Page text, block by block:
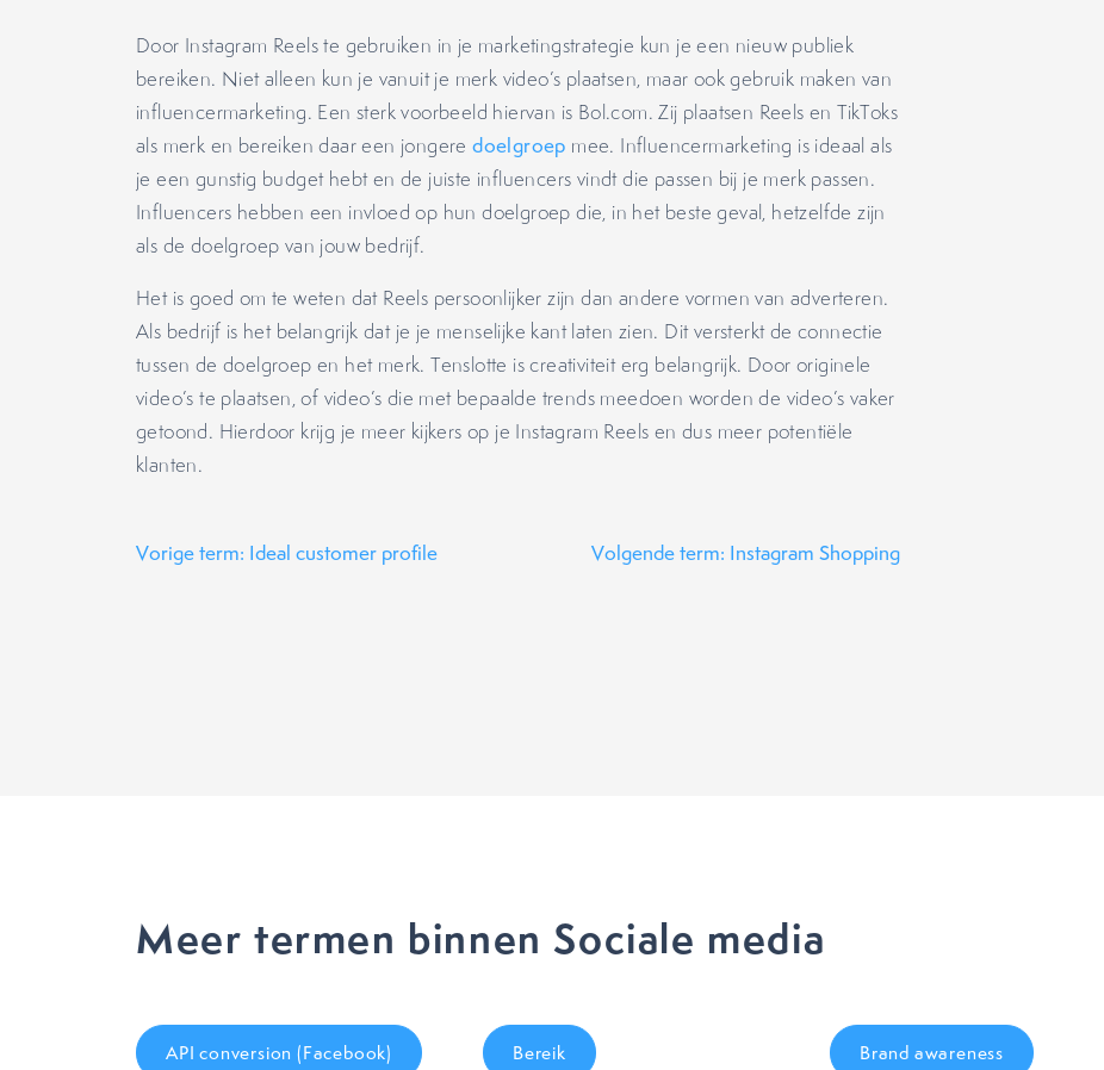
Door Instagram Reels te gebruiken in je marketingstrategie kun je een nieuw publiek
bereiken. Niet alleen kun je vanuit je merk video’s plaatsen, maar ook gebruik maken van
influencermarketing. Een sterk voorbeeld hiervan is Bol.com. Zij plaatsen Reels en TikToks
als merk en bereiken daar een jongeredoelgroep mee. Influencermarketing is ideaal als
je een gunstig budget hebt en de juiste influencers vindt die passen bij je merk passen.
Influencers hebben een invloed op hun doelgroep die, in het beste geval, hetzelfde zijn
als de doelgroep van jouw bedrijf.
Het is goed om te weten dat Reels persoonlijker zijn dan andere vormen van adverteren.
Als bedrijf is het belangrijk dat je je menselijke kant laten zien. Dit versterkt de connectie
tussen de doelgroep en het merk. Tenslotte is creativiteit erg belangrijk. Door originele
video’s te plaatsen, of video’s die met bepaalde trends meedoen worden de video’s vaker
getoond. Hierdoor krijg je meer kijkers op je Instagram Reels en dus meer potentiële
klanten.
Vorige term: Ideal customer profile Volgende term: Instagram Shopping
Meer termen binnen Sociale media
API conversion (Facebook) Bereik Brand awareness